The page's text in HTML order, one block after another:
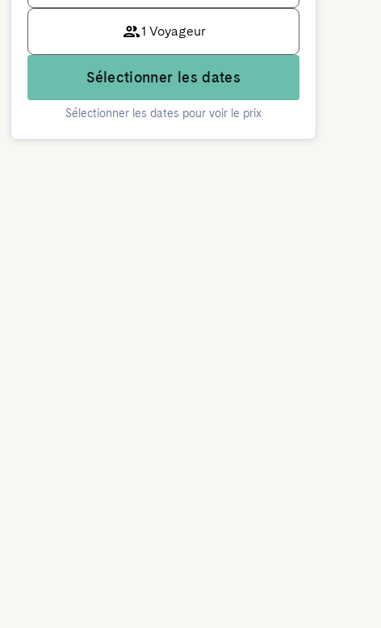
1 Voyageur
Sélectionner les dates
Sélectionner les dates pour voir le prix